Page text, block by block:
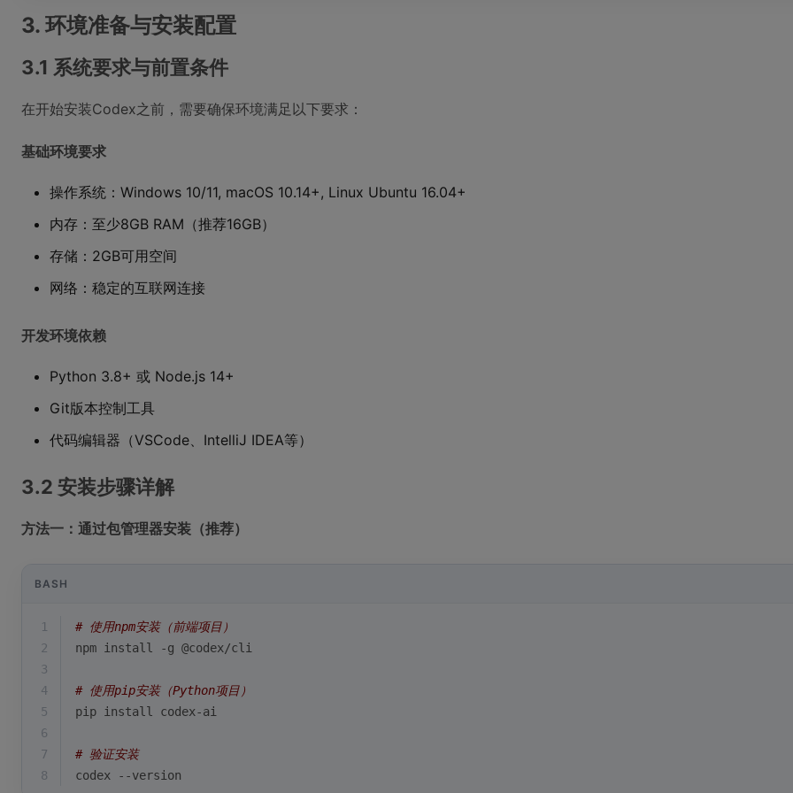
3. 环境准备与安装配置
3.1 系统要求与前置条件
在开始安装Codex之前，需要确保环境满足以下要求：
基础环境要求
操作系统：Windows 10/11, macOS 10.14+, Linux Ubuntu 16.04+
内存：至少8GB RAM（推荐16GB）
存储：2GB可用空间
网络：稳定的互联网连接
开发环境依赖
Python 3.8+ 或 Node.js 14+
Git版本控制工具
代码编辑器（VSCode、IntelliJ IDEA等）
3.2 安装步骤详解
方法一：通过包管理器安装（推荐）
BASH
1
# 使用npm安装（前端项目）
2
npm install -g @codex/cli
3
4
# 使用pip安装（Python项目）
5
pip install codex-ai
6
7
# 验证安装
8
codex --version